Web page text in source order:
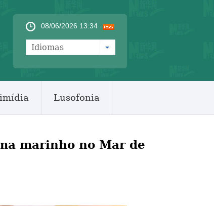
08/06/2026 13:34
Idiomas
Lusofonia
marinho no Mar de